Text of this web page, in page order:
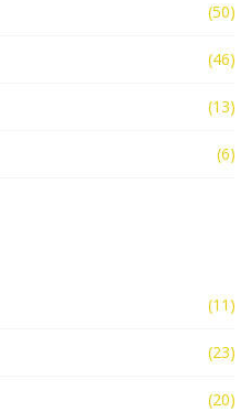
(50)
(46)
(13)
(6)
(11)
(23)
(20)